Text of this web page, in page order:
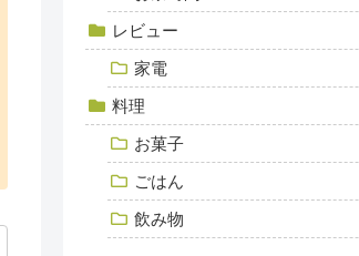
レビュー
家電
料理
お菓子
ごはん
飲み物